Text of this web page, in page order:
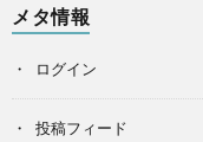
メタ情報
ログイン
投稿フィード